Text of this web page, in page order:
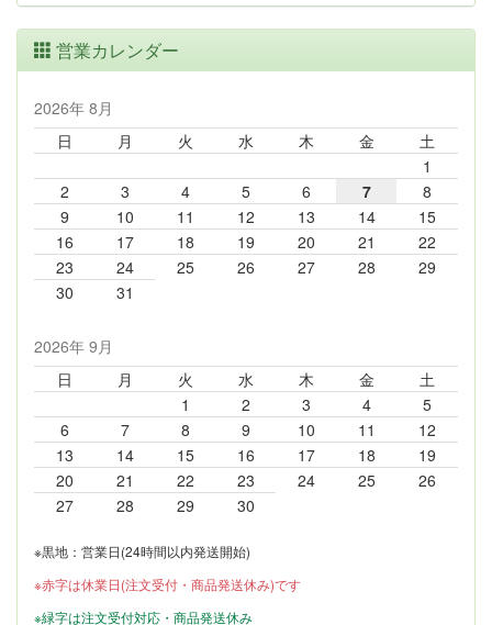
営業カレンダー
2026年 8月
日
月 火 水 木 金
土
1
2
3 4 5 6 7
8
9
10 11 12 13 14
15
16
17 18 19 20 21
22
23
24 25 26 27 28
29
30
31
2026年 9月
日
月 火 水 木 金
土
1
2 3 4
5
6
7 8 9 10 11
12
13
14 15 16 17 18
19
20
21 22 23 24 25
26
27
28 29 30
※黒地：営業日(24時間以内発送開始)
※赤字は休業日(注文受付・商品発送休み)です
※緑字は注文受付対応・商品発送休み